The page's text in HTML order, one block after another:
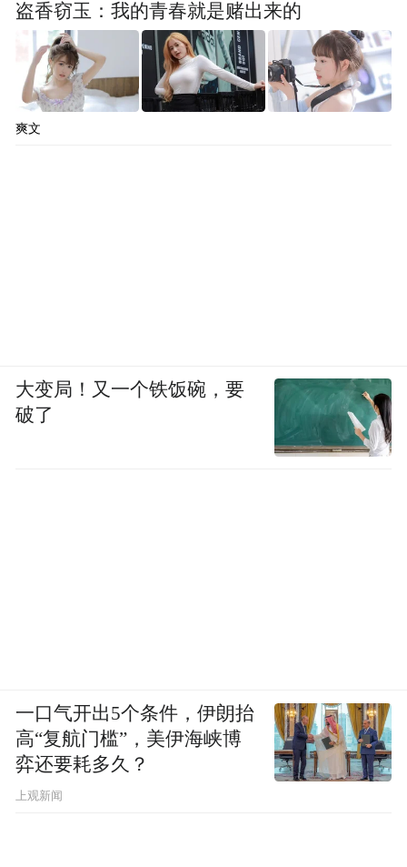
盗香窃玉：我的青春就是赌出来的
爽文
大变局！又一个铁饭碗，要
破了
一口气开出5个条件，伊朗抬
高“复航门槛”，美伊海峡博
弈还要耗多久？
上观新闻